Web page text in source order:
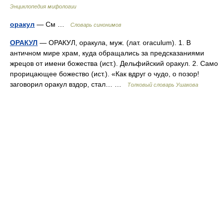
Энциклопедия мифологии
оракул — См … Словарь синонимов
ОРАКУЛ — ОРАКУЛ, оракула, муж. (лат. oraculum). 1. В
античном мире храм, куда обращались за предсказаниями
жрецов от имени божества (ист.). Дельфийский оракул. 2. Само
прорицающее божество (ист.). «Как вдруг о чудо, о позор!
заговорил оракул вздор, стал… …
Толковый словарь Ушакова